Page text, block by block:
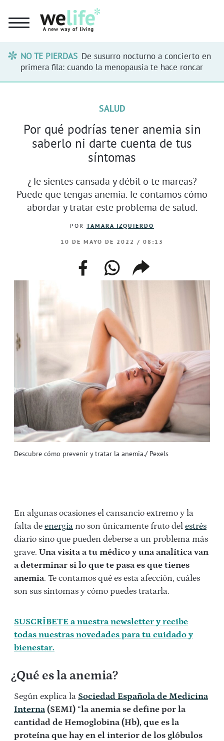
NO TE PIERDAS De susurro nocturno a concierto en
primera fila: cuando la menopausia te hace roncar
Descubre cómo prevenir y tratar la anemia./ Pexels
SALUD
Por qué podrías tener anemia sin
saberlo ni darte cuenta de tus
síntomas
¿Te sientes cansada y débil o te mareas?
Puede que tengas anemia. Te contamos cómo
abordar y tratar este problema de salud.
POR TAMARA IZQUIERDO
10 DE MAYO DE 2022 / 08:13
facebookwhatsappcompartir
enlace
En algunas ocasiones el cansancio extremo y la
falta de energía no son únicamente fruto del estrés
diario sino que pueden deberse a un problema más
grave. Una visita a tu médico y una analítica van
a determinar si lo que te pasa es que tienes
anemia. Te contamos qué es esta afección, cuáles
son sus síntomas y cómo puedes tratarla.
SUSCRÍBETE a nuestra newsletter y recibe
todas nuestras novedades para tu cuidado y
bienestar.
¿Qué es la anemia?
Según explica la Sociedad Española de Medicina
Interna (SEMI) “la anemia se define por la
cantidad de Hemoglobina (Hb), que es la
proteína que hay en el interior de los glóbulos